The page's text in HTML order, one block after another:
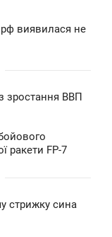
виявилася не
зростання ВВП
ракети FP-7
стрижку сина